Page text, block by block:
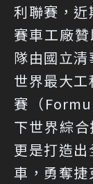
利聯賽，
賽車工廠
隊由國立
世界最大
賽（
下世界綜
更是打造
車，勇奪